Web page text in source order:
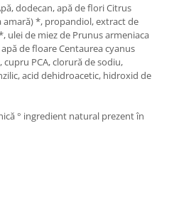
dodecan, apă de flori Citrus
*, propandiol, extract de
ulei de miez de Prunus armeniaca
de floare Centaurea cyanus
PCA, clorură de sodiu,
acid dehidroacetic, hidroxid de
° ingredient natural prezent în